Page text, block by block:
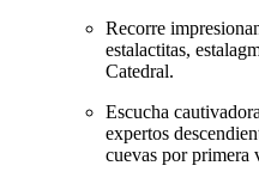
Recorre
estalactitas,
Catedral.
Escucha
expertos
cuevas por primera